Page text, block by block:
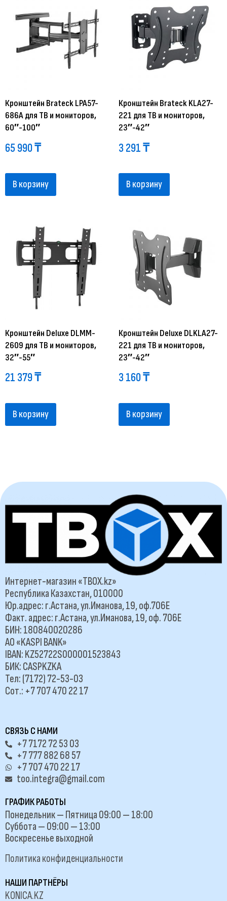
Кронштейн Brateck LPA57-
686A для ТВ и мониторов,
60″-100″
65 990₸
В корзину
Кронштейн Brateck KLA27-
221 для ТВ и мониторов,
23″-42″
3 291₸
В корзину
Кронштейн Deluxe DLMM-
2609 для ТВ и мониторов,
32″-55″
21 379₸
В корзину
Кронштейн Deluxe DLKLA27-
221 для ТВ и мониторов,
23″-42″
3 160₸
В корзину
Интернет-магазин «TBOX.kz»
Республика Казахстан, 010000
Юр.адрес: г.Астана, ул.Иманова, 19, оф.706Е
Факт. адрес: г.Астана, ул.Иманова, 19, оф. 706Е
БИН: 180840020286
АО «KASPI BANK»
IBAN: KZ52722S000001523843
БИК: CASPKZKA
Тел: (7172) 72-53-03
Сот.: +7 707 470 22 17
СВЯЗЬ С НАМИ
+7 7172 72 53 03
+7 777 882 68 57
+7 707 470 22 17
too.integra@gmail.com
ГРАФИК РАБОТЫ
Понедельник — Пятница 09:00 — 18:00
Суббота — 09:00 — 13:00
Воскресенье выходной
Политика конфиденциальности
НАШИ ПАРТНЁРЫ
KONICA.KZ